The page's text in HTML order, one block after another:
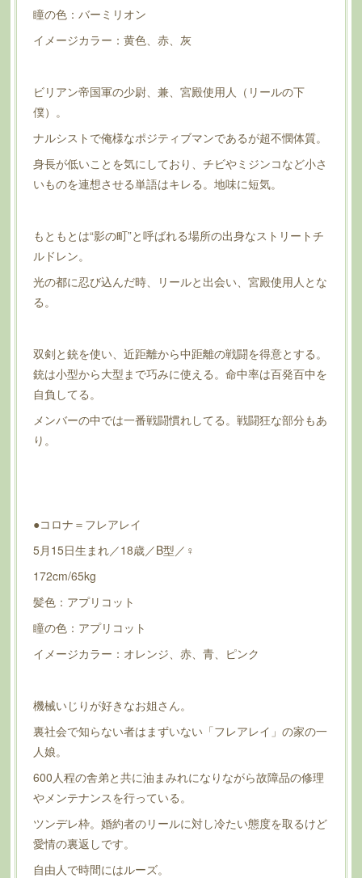
瞳の色：バーミリオン
イメージカラー：黄色、赤、灰
ビリアン帝国軍の少尉、兼、宮殿使用人（リールの下
僕）。
ナルシストで俺様なポジティブマンであるが超不憫体質。
身長が低いことを気にしており、チビやミジンコなど小さ
いものを連想させる単語はキレる。地味に短気。
もともとは“影の町”と呼ばれる場所の出身なストリートチ
ルドレン。
光の都に忍び込んだ時、リールと出会い、宮殿使用人とな
る。
双剣と銃を使い、近距離から中距離の戦闘を得意とする。
銃は小型から大型まで巧みに使える。命中率は百発百中を
自負してる。
メンバーの中では一番戦闘慣れしてる。戦闘狂な部分もあ
り。
●コロナ＝フレアレイ
5月15日生まれ／18歳／B型／♀
172cm/65kg
髪色：アプリコット
瞳の色：アプリコット
イメージカラー：オレンジ、赤、青、ピンク
機械いじりが好きなお姐さん。
裏社会で知らない者はまずいない「フレアレイ」の家の一
人娘。
600人程の舎弟と共に油まみれになりながら故障品の修理
やメンテナンスを行っている。
ツンデレ枠。婚約者のリールに対し冷たい態度を取るけど
愛情の裏返しです。
自由人で時間にはルーズ。